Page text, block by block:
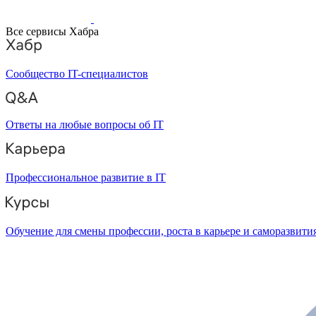
Все сервисы Хабра
Сообщество IT-специалистов
Ответы на любые вопросы об IT
Профессиональное развитие в IT
Обучение для смены профессии, роста в карьере и